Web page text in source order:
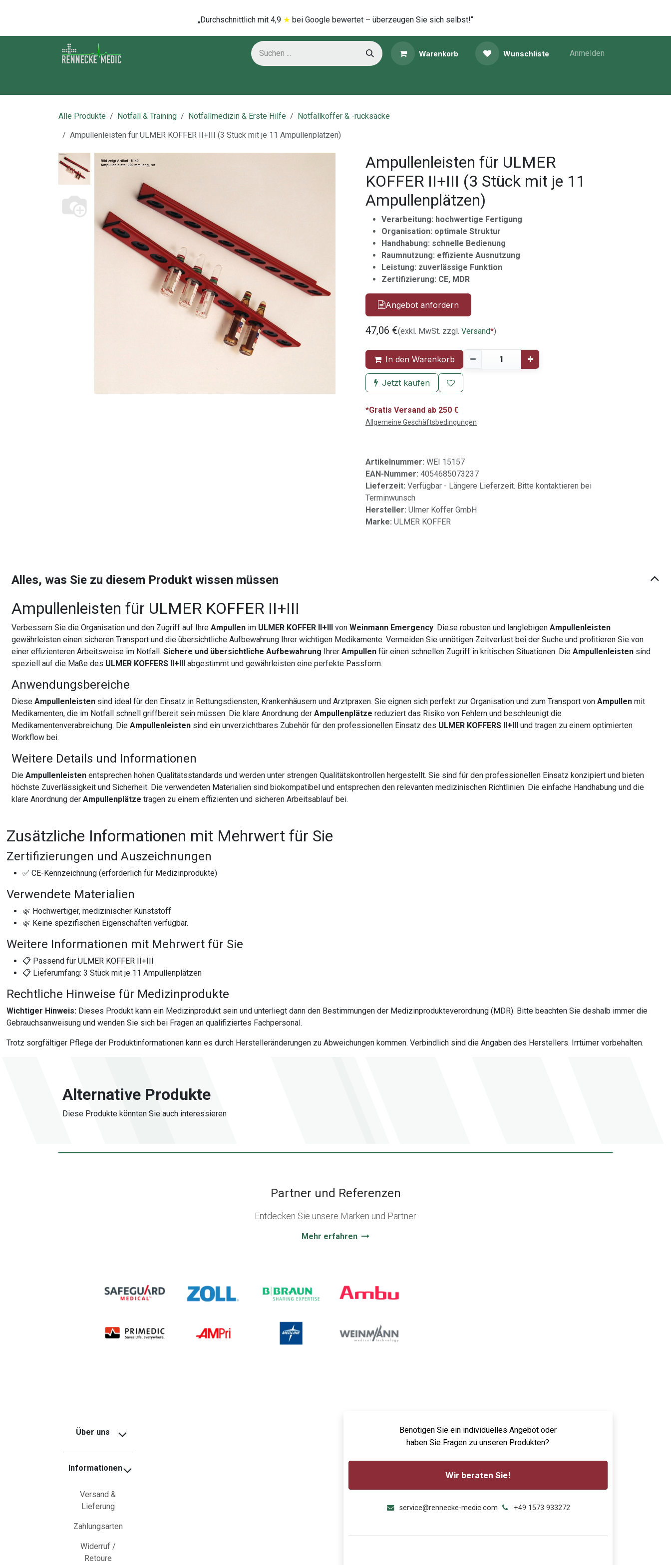
„Durchschnittlich mi​t 4,9 ★ bei Google bewertet – überzeugen Sie sich selbst!“
Warenkorb Wunschliste Anmelden
Alle Produkte Notfall & Training Notfallmedizin & Erste Hilfe
Notfallkoffer & -rucksäcke
Ampullenleisten für ULMER KOFFER II+III (3 Stück mit je 11 Ampullenplätzen)
Ampullenleisten für ULMER
KOFFER II+III (3 Stück mit je 11
Ampullenplätzen)
Verarbeitung: hochwertige Fertigung
Organisation: optimale Struktur
Handhabung: schnelle Bedienung
Raumnutzung: effiziente Ausnutzung
Leistung: zuverlässige Funktion
Zertifizierung: CE, MDR
Angebot anfordern
47,06 €(exkl. MwSt. zzgl. Versand*)
In den Warenkorb
Jetzt kaufen
*Gratis Versand ab 250 €
Allgemeine Geschäftsbedingungen
Artikelnummer: WEI 15157
EAN-Nummer: 4054685073237
Lieferzeit: Verfügbar - Längere Lieferzeit. Bitte kontaktieren bei
Terminwunsch
Hersteller: Ulmer Koffer GmbH
Marke: ULMER KOFFER
Alles, was Sie zu diesem Produkt wissen müssen
Ampullenleisten für ULMER KOFFER II+III
Verbessern Sie die Organisation und den Zugriff auf IhreAmpullen im ULMER KOFFER II+III vonWeinmann Emergency. Diese robusten und langlebigenAmpullenleisten
gewährleisten einen sicheren Transport und die übersichtliche Aufbewahrung Ihrer wichtigen Medikamente. Vermeiden Sie unnötigen Zeitverlust bei der Suche und profitieren Sie von
einer effizienteren Arbeitsweise im Notfall.Sichere und übersichtliche Aufbewahrung IhrerAmpullen für einen schnellen Zugriff in kritischen Situationen. DieAmpullenleisten sind
speziell auf die Maße des ULMER KOFFERS II+III abgestimmt und gewährleisten eine perfekte Passform.
Anwendungsbereiche
DieseAmpullenleisten sind ideal für den Einsatz in Rettungsdiensten, Krankenhäusern und Arztpraxen. Sie eignen sich perfekt zur Organisation und zum Transport vonAmpullen mit
Medikamenten, die im Notfall schnell griffbereit sein müssen. Die klare Anordnung derAmpullenplätze reduziert das Risiko von Fehlern und beschleunigt die
Medikamentenverabreichung. DieAmpullenleisten sind ein unverzichtbares Zubehör für den professionellen Einsatz des ULMER KOFFERS II+III und tragen zu einem optimierten
Workflow bei.
Weitere Details und Informationen
DieAmpullenleisten entsprechen hohen Qualitätsstandards und werden unter strengen Qualitätskontrollen hergestellt. Sie sind für den professionellen Einsatz konzipiert und bieten
höchste Zuverlässigkeit und Sicherheit. Die verwendeten Materialien sind biokompatibel und entsprechen den relevanten medizinischen Richtlinien. Die einfache Handhabung und die
klare Anordnung derAmpullenplätze tragen zu einem effizienten und sicheren Arbeitsablauf bei.
Zusätzliche Informationen mit Mehrwert für Sie
Zertifizierungen und Auszeichnungen
✅ CE-Kennzeichnung (erforderlich für Medizinprodukte)
Verwendete Materialien
🌿 Hochwertiger, medizinischer Kunststoff
🌿 Keine spezifischen Eigenschaften verfügbar.
Weitere Informationen mit Mehrwert für Sie
📋 Passend für ULMER KOFFER II+III
📋 Lieferumfang: 3 Stück mit je 11 Ampullenplätzen
Rechtliche Hinweise für Medizinprodukte
Wichtiger Hinweis: Dieses Produkt kann ein Medizinprodukt sein und unterliegt dann den Bestimmungen der Medizinprodukteverordnung (MDR). Bitte beachten Sie deshalb immer die
Gebrauchsanweisung und wenden Sie sich bei Fragen an qualifiziertes Fachpersonal.
Trotz sorgfältiger Pflege der Produktinformationen kann es durch Herstelleränderungen zu Abweichungen kommen. Verbindlich sind die Angaben des Herstellers. Irrtümer vorbehalten.
Alternative Produkte
Diese Produkte könnten Sie auch interessieren
Partner und Referenzen
Entdecken Sie unsere Marken und Partner
Mehr erfahren
Über uns
Informationen
Versand &
Lieferung
Zahlungsarten
Widerruf /
Retoure
Benötigen Sie ein individuelles Angebot oder
haben Sie Fragen zu unseren Produkten?
Wir beraten Sie!
service@rennecke-medic.com +49 1573 933272